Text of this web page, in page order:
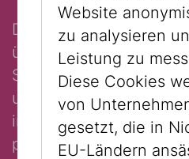
Der
OneState Embassy
überschreitet die
Symbol und Materie,
und Objekt. Er eröffnet
in dem
politische
Website
zu analysieren
Leistung zu
Diese Cookies
von
gesetzt, die in
EU-Ländern